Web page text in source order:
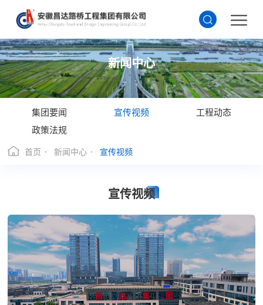
新闻中心
集团要闻 宣传视频
工程动态
政策法规
首页 新闻中心 宣传视频
宣传视频